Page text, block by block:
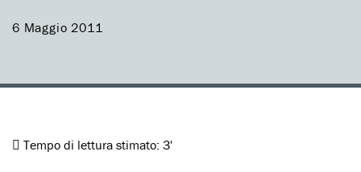
6 Maggio 2011
Tempo di lettura stimato: 3'